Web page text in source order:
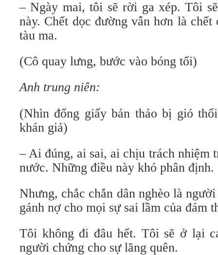
– Ngày mai, tôi sẽ rời ga xép. Tôi
này. Chết dọc đường vẫn hơn là
tàu ma.
(Cô quay lưng, bước vào bóng tối)
Anh trung niên:
(Nhìn đống giấy bản thảo bị gió
khán giả)
– Ai đúng, ai sai, ai chịu trách nhiệm
nước. Những điều này khó phân định.
Nhưng, chắc chắn dân nghèo là
gánh nợ cho mọi sự sai lầm của đám
Tôi không đi đâu hết. Tôi sẽ ở lại
người chứng cho sự lãng quên.